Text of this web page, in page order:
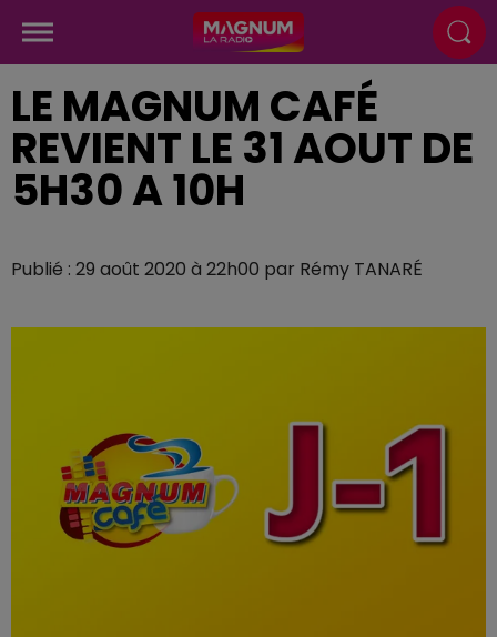
LE MAGNUM CAFÉ
REVIENT LE 31 AOUT DE
5H30 A 10H
Publié : 29 août 2020 à 22h00 par Rémy TANARÉ